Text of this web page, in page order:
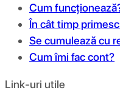
Cum
În cât timp
Se cumulează cu
Cum îmi fac cont?
Link-uri utile